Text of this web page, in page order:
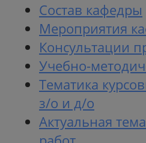
Состав кафедры
Мероприятия
Консультации
Учебно-
Тематика
з/о и д/о
Актуальная